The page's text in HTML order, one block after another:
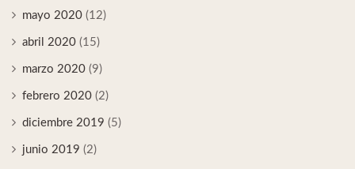
mayo 2020 (12)
abril 2020 (15)
marzo 2020 (9)
febrero 2020 (2)
diciembre 2019 (5)
junio 2019 (2)